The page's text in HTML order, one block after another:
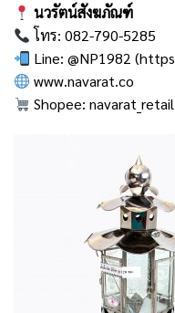
นวรัตน์สังฆภัณฑ์
โทร: 082-790-5285
Line: @NP1982 (
www.navarat.co
Shopee:navarat_retail